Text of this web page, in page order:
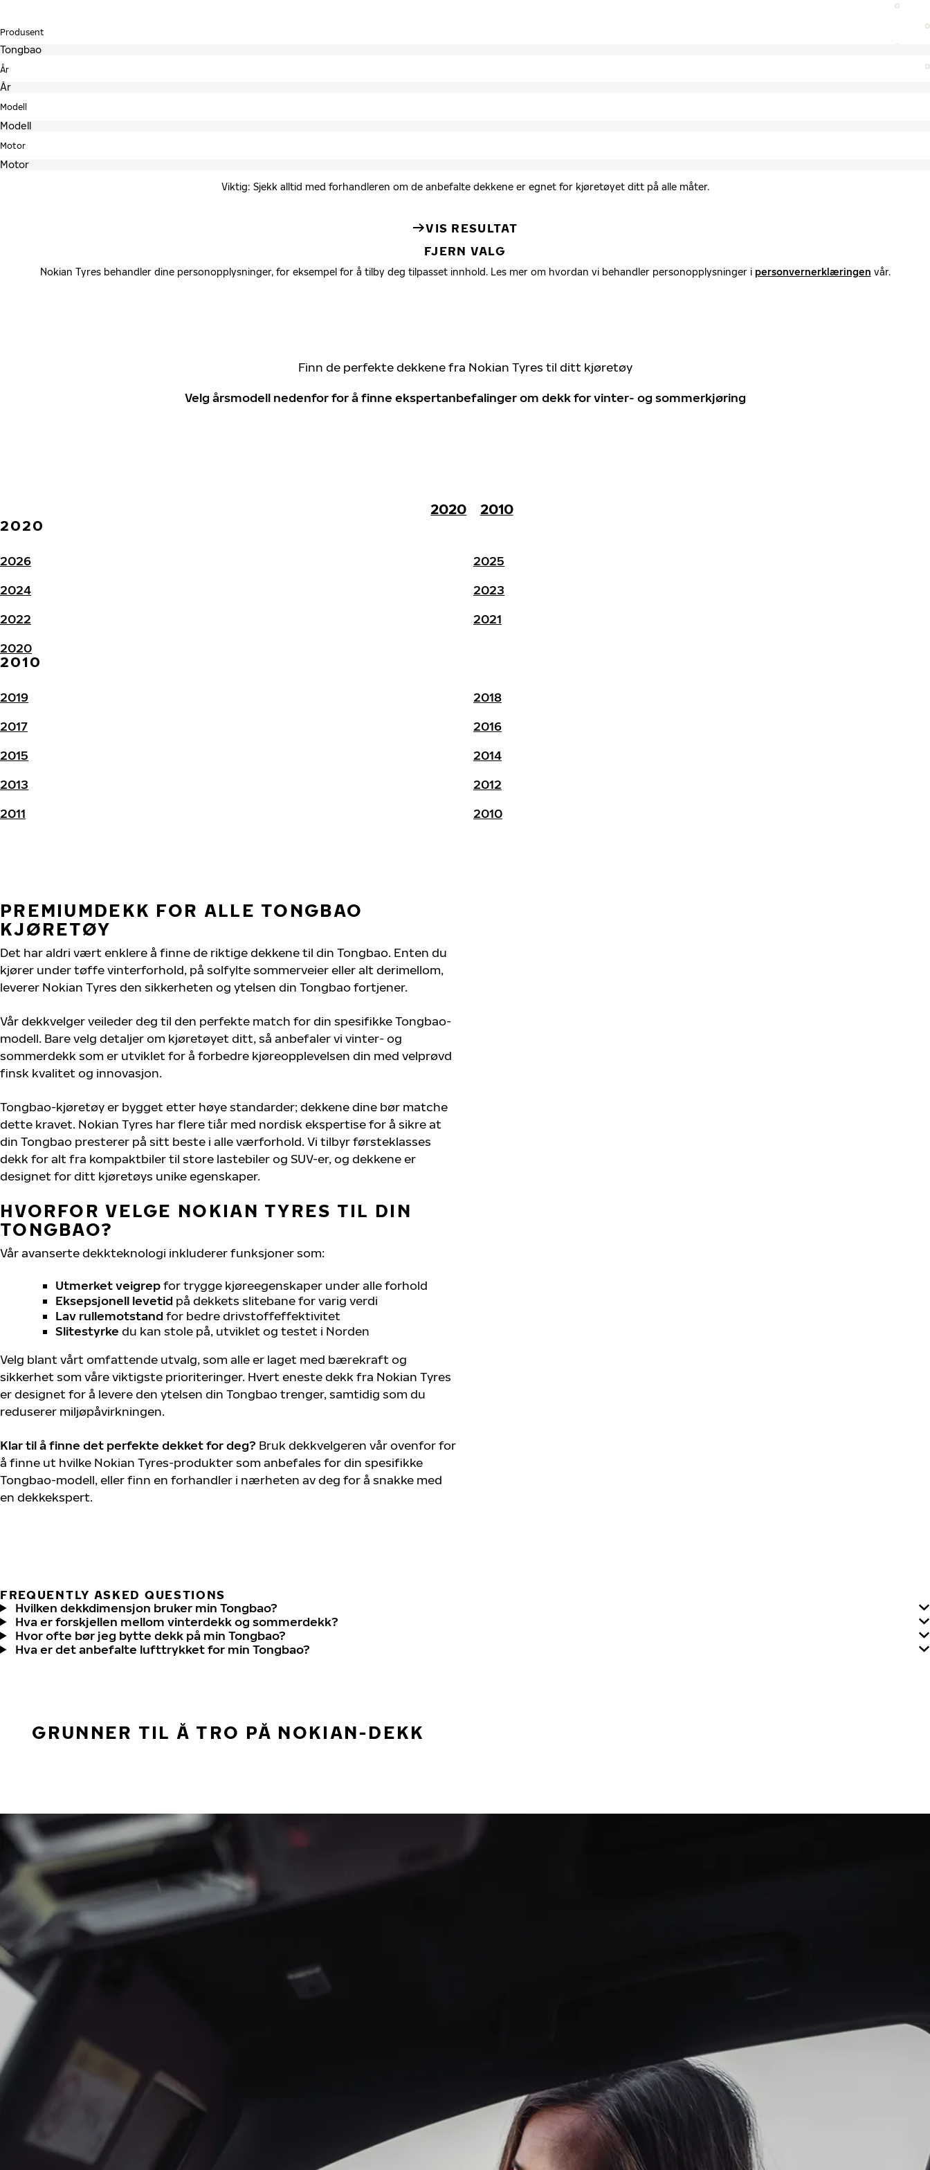
Produsent
År
Modell
Motor
Viktig: Sjekk alltid med forhandleren om de anbefalte dekkene er egnet for kjøretøyet ditt på alle måter.
VIS RESULTAT
FJERN VALG
Nokian Tyres behandler dine personopplysninger, for eksempel for å tilby deg tilpasset innhold. Les mer om hvordan vi behandler personopplysninger i personvernerklæringen vår.
Finn de perfekte dekkene fra Nokian Tyres til ditt kjøretøy
Velg årsmodell nedenfor for å finne ekspertanbefalinger om dekk for vinter- og sommerkjøring
2020
2010
2020
2026
2025
2024
2023
2022
2021
2020
2010
2019
2018
2017
2016
2015
2014
2013
2012
2011
2010
PREMIUMDEKK FOR ALLE TONGBAO
KJØRETØY
Det har aldri vært enklere å finne de riktige dekkene til din Tongbao. Enten du
kjører under tøffe vinterforhold, på solfylte sommerveier eller alt derimellom,
leverer Nokian Tyres den sikkerheten og ytelsen din Tongbao fortjener.
Vår dekkvelger veileder deg til den perfekte match for din spesifikke Tongbao-
modell. Bare velg detaljer om kjøretøyet ditt, så anbefaler vi vinter- og
sommerdekk som er utviklet for å forbedre kjøreopplevelsen din med velprøvd
finsk kvalitet og innovasjon.
Tongbao-kjøretøy er bygget etter høye standarder; dekkene dine bør matche
dette kravet. Nokian Tyres har flere tiår med nordisk ekspertise for å sikre at
din Tongbao presterer på sitt beste i alle værforhold. Vi tilbyr førsteklasses
dekk for alt fra kompaktbiler til store lastebiler og SUV-er, og dekkene er
designet for ditt kjøretøys unike egenskaper.
HVORFOR VELGE NOKIAN TYRES TIL DIN
TONGBAO?
Vår avanserte dekkteknologi inkluderer funksjoner som:
Utmerket veigrepfor trygge kjøreegenskaper under alle forhold
Eksepsjonell levetid på dekkets slitebane for varig verdi
Lav rullemotstand for bedre drivstoffeffektivitet
Slitestyrke du kan stole på, utviklet og testet i Norden
Velg blant vårt omfattende utvalg, som alle er laget med bærekraft og
sikkerhet som våre viktigste prioriteringer. Hvert eneste dekk fra Nokian Tyres
er designet for å levere den ytelsen din Tongbao trenger, samtidig som du
reduserer miljøpåvirkningen.
Klar til å finne det perfekte dekket for deg? Bruk dekkvelgeren vår ovenfor for
å finne ut hvilke Nokian Tyres-produkter som anbefales for din spesifikke
Tongbao-modell, eller finn en forhandler i nærheten av deg for å snakke med
en dekkekspert.
FREQUENTLY ASKED QUESTIONS
Hvilken dekkdimensjon bruker min Tongbao?
Hva er forskjellen mellom vinterdekk og sommerdekk?
Hvor ofte bør jeg bytte dekk på min Tongbao?
Hva er det anbefalte lufttrykket for min Tongbao?
GRUNNER TIL Å TRO PÅ NOKIAN-DEKK